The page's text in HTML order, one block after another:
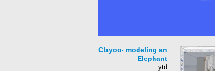
Clayoo- modeling an
Elephant
ytd